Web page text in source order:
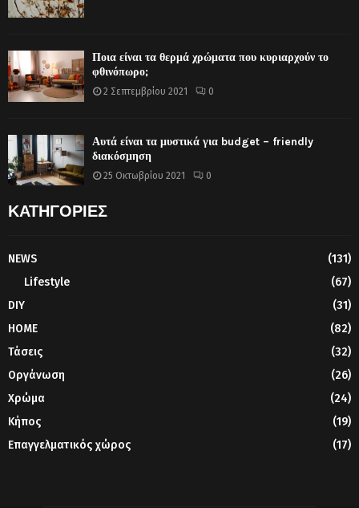
Ποια είναι τα θερμά χρώματα που κυριαρχούν το
φθινόπωρο;
2 Σεπτεμβρίου 2021 0
Αυτά είναι τα μυστικά για budget – friendly
διακόσμηση
25 Οκτωβρίου 2021 0
ΚΑΤΗΓΟΡΙΕΣ
NEWS
(131)
Lifestyle
(67)
DIY
(31)
HOME
(82)
Τάσεις
(32)
Οργάνωση
(26)
Χρώμα
(24)
Κήπος
(19)
Επαγγελματικός χώρος
(17)